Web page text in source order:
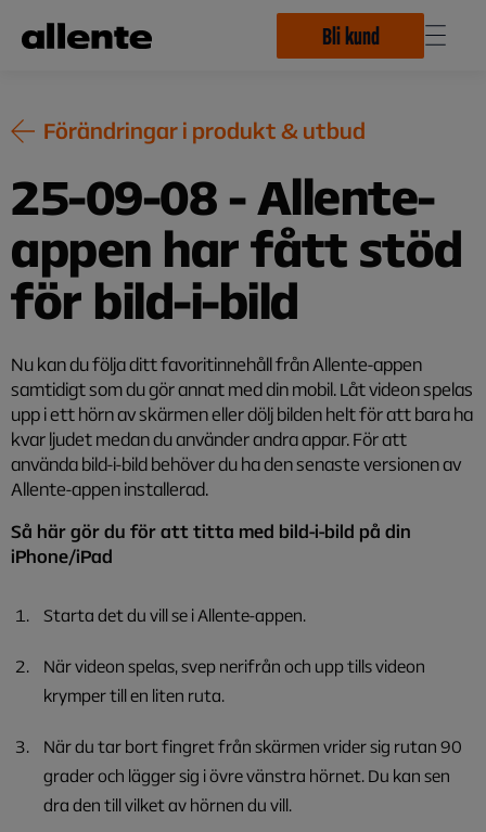
Bli kund
Förändringar i produkt & utbud
25-09-08 - Allente-
appen har fått stöd
för bild-i-bild
Nu kan du följa ditt favoritinnehåll från Allente-appen
samtidigt som du gör annat med din mobil. Låt videon spelas
upp i ett hörn av skärmen eller dölj bilden helt för att bara ha
kvar ljudet medan du använder andra appar. För att
använda bild-i-bild behöver du ha den senaste versionen av
Allente-appen installerad.
Så här gör du för att titta med bild-i-bild på din
iPhone/iPad
Starta det du vill se i Allente-appen.
När videon spelas, svep nerifrån och upp tills videon
krymper till en liten ruta.
När du tar bort fingret från skärmen vrider sig rutan 90
grader och lägger sig i övre vänstra hörnet. Du kan sen
dra den till vilket av hörnen du vill.